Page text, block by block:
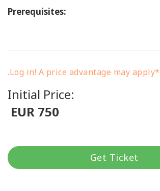
Prerequisites:
*Log in! A price advantage may apply.
Initial Price:
EUR 750
Get Ticket